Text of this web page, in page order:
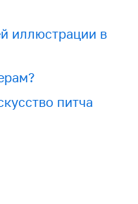
иллюстрации в
питча